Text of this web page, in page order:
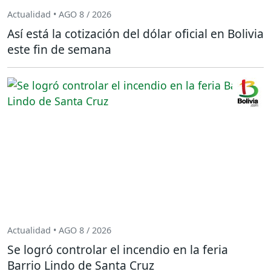
Actualidad • AGO 8 / 2026
Así está la cotización del dólar oficial en Bolivia
este fin de semana
Actualidad • AGO 8 / 2026
Se logró controlar el incendio en la feria
Barrio Lindo de Santa Cruz